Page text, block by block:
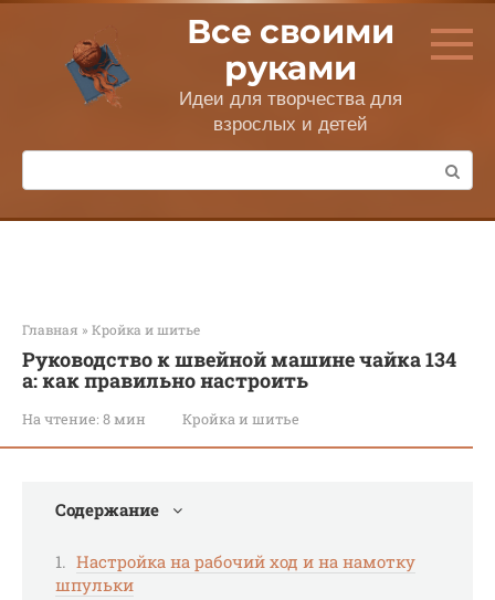
Перейти
контенту
Все своими
руками
Идеи для творчества для
взрослых и детей
Поиск:
Главная » Кройка и шитье
Руководство к швейной машине чайка 134
а: как правильно настроить
На чтение: 8 мин Кройка и шитье
Содержание
Настройка на рабочий ход и на намотку
шпульки